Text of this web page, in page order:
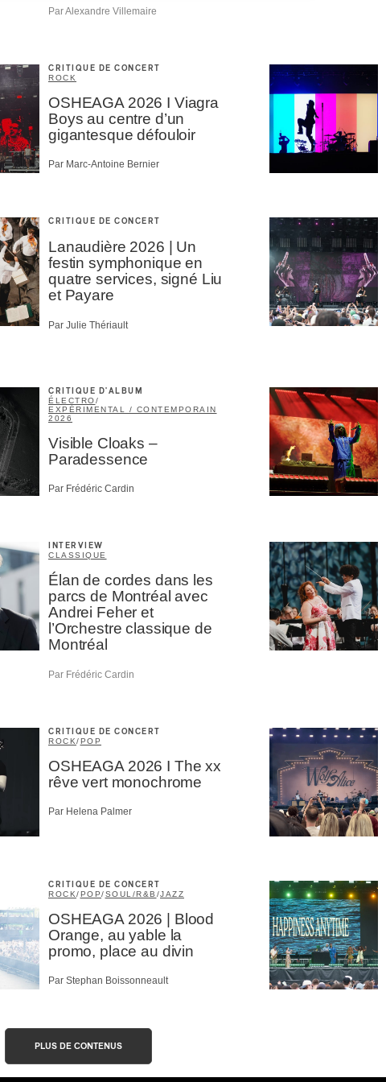
Par Alexandre Villemaire
CRITIQUE DE CONCERT
ROCK
OSHEAGA 2026 I Viagra
Boys au centre d’un
gigantesque défouloir
Par Marc-Antoine Bernier
CRITIQUE DE CONCERT
Lanaudière 2026 | Un
festin symphonique en
quatre services, signé Liu
et Payare
Par Julie Thériault
CRITIQUE D'ALBUM
ÉLECTRO/
EXPÉRIMENTAL / CONTEMPORAIN
2026
Visible Cloaks –
Paradessence
Par Frédéric Cardin
INTERVIEW
CLASSIQUE
Élan de cordes dans les
parcs de Montréal avec
Andrei Feher et
l’Orchestre classique de
Montréal
Par Frédéric Cardin
CRITIQUE DE CONCERT
ROCK/POP
OSHEAGA 2026 I The xx
rêve vert monochrome
Par Helena Palmer
CRITIQUE DE CONCERT
ROCK/POP/SOUL/R&B /JAZZ
OSHEAGA 2026 | Blood
Orange, au yable la
promo, place au divin
Par Stephan Boissonneault
PLUS DE CONTENUS